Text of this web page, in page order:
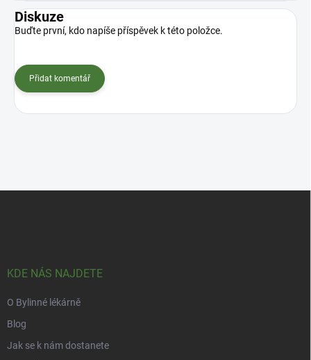
Diskuze
Buďte první, kdo napíše příspěvek k této položce.
Přidat komentář
KDE NÁS NAJDETE
O Bylinné lékárně
Blog
Jak se k nám dostanete